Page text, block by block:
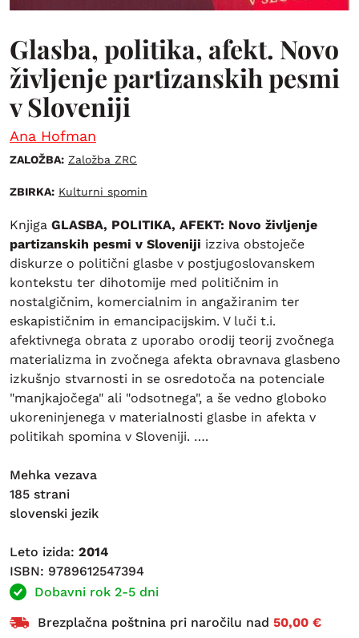
Glasba, politika, afekt. Novo
življenje partizanskih pesmi
v Sloveniji
Ana Hofman
ZALOŽBA: Založba ZRC
ZBIRKA: Kulturni spomin
Knjiga GLASBA, POLITIKA, AFEKT: Novo življenje
partizanskih pesmi v Sloveniji izziva obstoječe
diskurze o politični glasbe v postjugoslovanskem
kontekstu ter dihotomije med političnim in
nostalgičnim, komercialnim in angažiranim ter
eskapističnim in emancipacijskim. V luči t.i.
afektivnega obrata z uporabo orodij teorij zvočnega
materializma in zvočnega afekta obravnava glasbeno
izkušnjo stvarnosti in se osredotoča na potenciale
"manjkajočega" ali "odsotnega", a še vedno globoko
ukoreninjenega v materialnosti glasbe in afekta v
politikah spomina v Sloveniji. ….
Mehka vezava
185 strani
slovenski jezik
Leto izida: 2014
ISBN: 9789612547394
Dobavni rok 2-5 dni
Brezplačna poštnina pri naročilu nad 50,00 €